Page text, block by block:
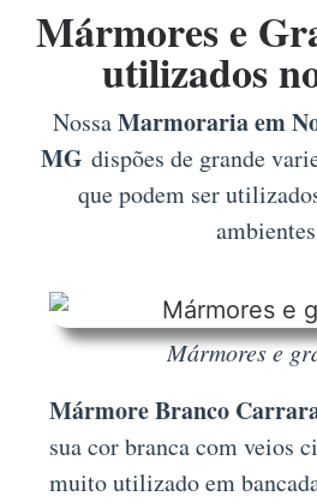
Mármores e
utilizados
NossaMarmoraria em
MG dispões de grande
que podem ser
Mármores e
Mármore Branco
sua cor branca com veios
muito utilizado em